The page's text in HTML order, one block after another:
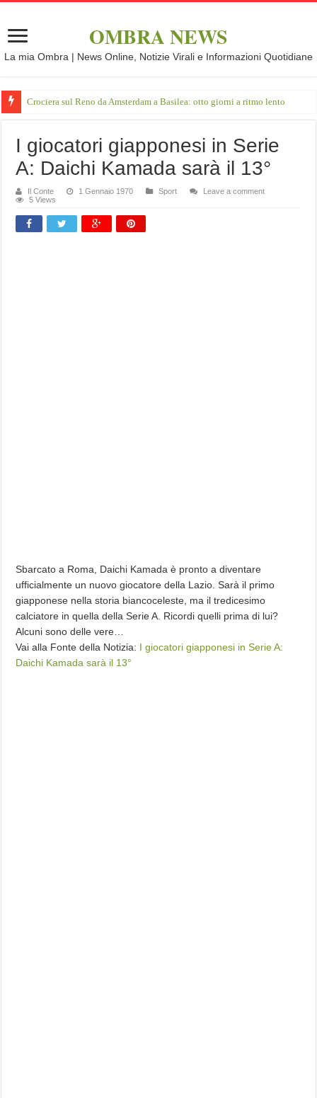
OMBRA NEWS
La mia Ombra | News Online, Notizie Virali e Informazioni Quotidiane
Crociera sul Reno da Amsterdam a Basilea: otto giorni a ritmo lento
I giocatori giapponesi in Serie
A: Daichi Kamada sarà il 13°
Il Conte 1 Gennaio 1970 Sport
Leave a comment
5 Views
Sbarcato a Roma, Daichi Kamada è pronto a diventare
ufficialmente un nuovo giocatore della Lazio. Sarà il primo
giapponese nella storia biancoceleste, ma il tredicesimo
calciatore in quella della Serie A. Ricordi quelli prima di lui?
Alcuni sono delle vere…
Vai alla Fonte della Notizia: I giocatori giapponesi in Serie A:
Daichi Kamada sarà il 13°